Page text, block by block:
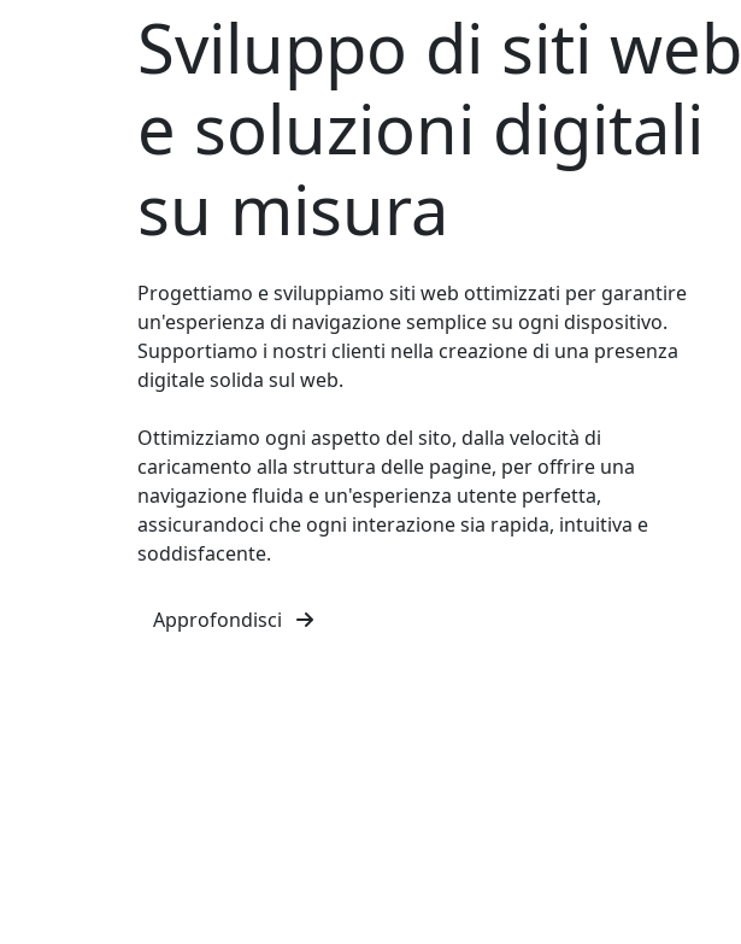
Sviluppo di siti web
e soluzioni digitali
su misura
Progettiamo e sviluppiamo siti web ottimizzati per garantire
un'esperienza di navigazione semplice su ogni dispositivo.
Supportiamo i nostri clienti nella creazione di una presenza
digitale solida sul web.
Ottimizziamo ogni aspetto del sito, dalla velocità di
caricamento alla struttura delle pagine, per offrire una
navigazione fluida e un'esperienza utente perfetta,
assicurandoci che ogni interazione sia rapida, intuitiva e
soddisfacente.
Approfondisci